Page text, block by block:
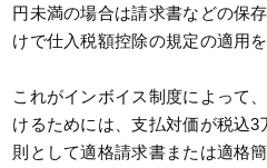
円未満の場合は請求書などの保
けで仕入税額控除の規定の適用
これがインボイス制度によって
けるためには、支払対価が税込
則として適格請求書または適格